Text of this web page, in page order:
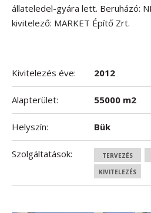
állateledel-gyára lett. Beruházó:
kivitelező: MARKET Építő Zrt.
Kivitelezés éve: 2012
Alapterület: 55000 m2
Helyszín: Bük
Szolgáltatások: TERVEZÉS
KIVITELEZÉS